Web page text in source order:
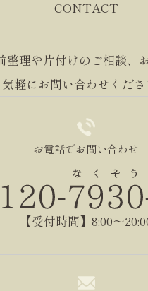
手段に関する情報
ーの肖像を含む静止画情報
力または送信する情報
ーが本サービスの利用におい
携を許可することにより、当
供いただく情報
が、本サービスを利用するに
トワーキングサービス等の他
容に基づき、以下の情報を当
CONTACT
整理や片付けのご相談、
気軽にお問い合わせくださ
お電話でお問い合わせ
【受付時間】8:00～